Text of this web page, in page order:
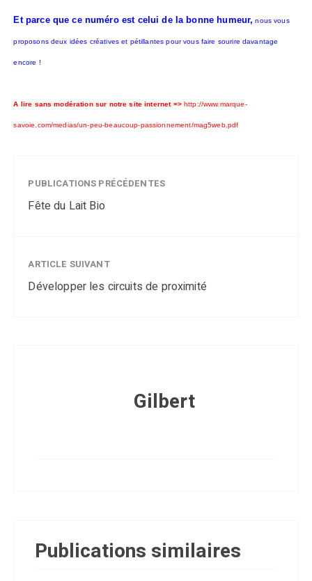
Et parce que ce numéro est celui de la bonne humeur, nous vous
proposons deux idées créatives et pétillantes pour vous faire sourire davantage
encore !
A lire sans modération sur notre site internet => http://www.marque-
savoie.com/medias/un-peu-beaucoup-passionnement/mag5web.pdf
PUBLICATIONS PRÉCÉDENTES
Fête du Lait Bio
ARTICLE SUIVANT
Développer les circuits de proximité
Gilbert
Publications similaires